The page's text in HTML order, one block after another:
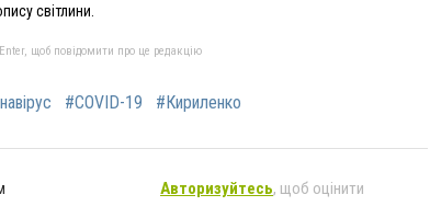
світлини.
щоб повідомити про це редакцію
#COVID-19 #Кириленко
Авторизуйтесь, щоб оцінити